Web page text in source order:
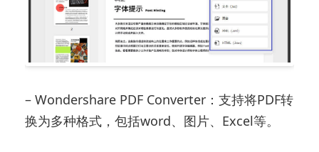
– Wondershare PDF Converter：支持将PDF转
换为多种格式，包括word、图片、Excel等。